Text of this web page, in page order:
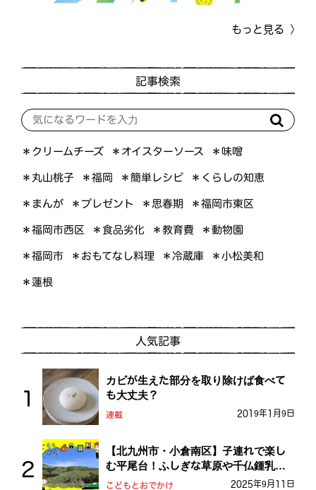
もっと見る
記事検索
＊クリームチーズ ＊オイスターソース ＊味噌
＊丸山桃子 ＊福岡 ＊簡単レシピ ＊くらしの知恵
＊まんが ＊プレゼント ＊思春期 ＊福岡市東区
＊福岡市西区 ＊食品劣化 ＊教育費 ＊動物園
＊福岡市 ＊おもてなし料理 ＊冷蔵庫 ＊小松美和
＊蓮根
人気記事
カビが生えた部分を取り除けば食べて
も大丈夫？
連載 2019年1月9日
【北九州市・小倉南区】子連れで楽し
む平尾台！ふしぎな草原や千仏鍾乳洞
を探検しよう！
こどもとおでかけ 2025年9月11日